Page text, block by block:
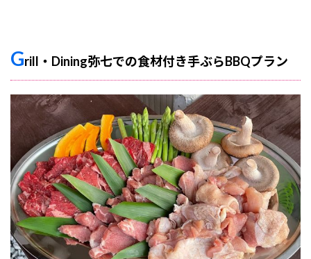
Grill・Dining弥七での食材付き手ぶらBBQプラン